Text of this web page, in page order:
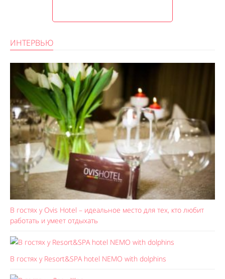
ИНТЕРВЬЮ
В гостях у Ovis Hotel – идеальное место для тех, кто любит
работать и умеет отдыхать
В гостях у Resort&SPA hotel NEMO with dolphins